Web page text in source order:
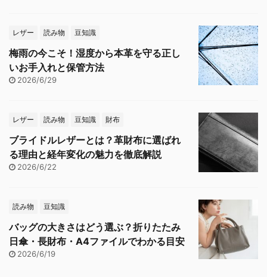
レザー 読み物 豆知識
梅雨の今こそ！湿度から本革を守る正し
いお手入れと保管方法
2026/6/29
レザー 読み物 豆知識 財布
ブライドルレザーとは？革財布に選ばれ
る理由と経年変化の魅力を徹底解説
2026/6/22
読み物 豆知識
バッグの大きさはどう選ぶ？折りたたみ
日傘・長財布・A4ファイルでわかる目安
2026/6/19